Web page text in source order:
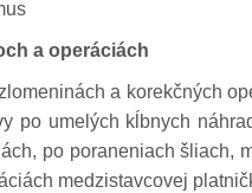
a operáciách
a korekčných
po umelých kĺbnych
po poraneniach šliach,
medzistavcovej